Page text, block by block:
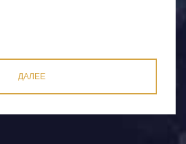
ДАЛЕЕ